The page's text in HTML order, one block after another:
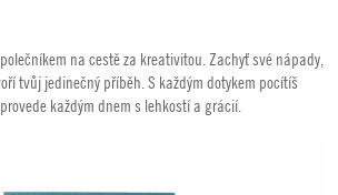
na cestě za kreativitou. Zachyť své nápady,
tvůj jedinečný příběh. S každým dotykem pocítíš
každým dnem s lehkostí a grácií.